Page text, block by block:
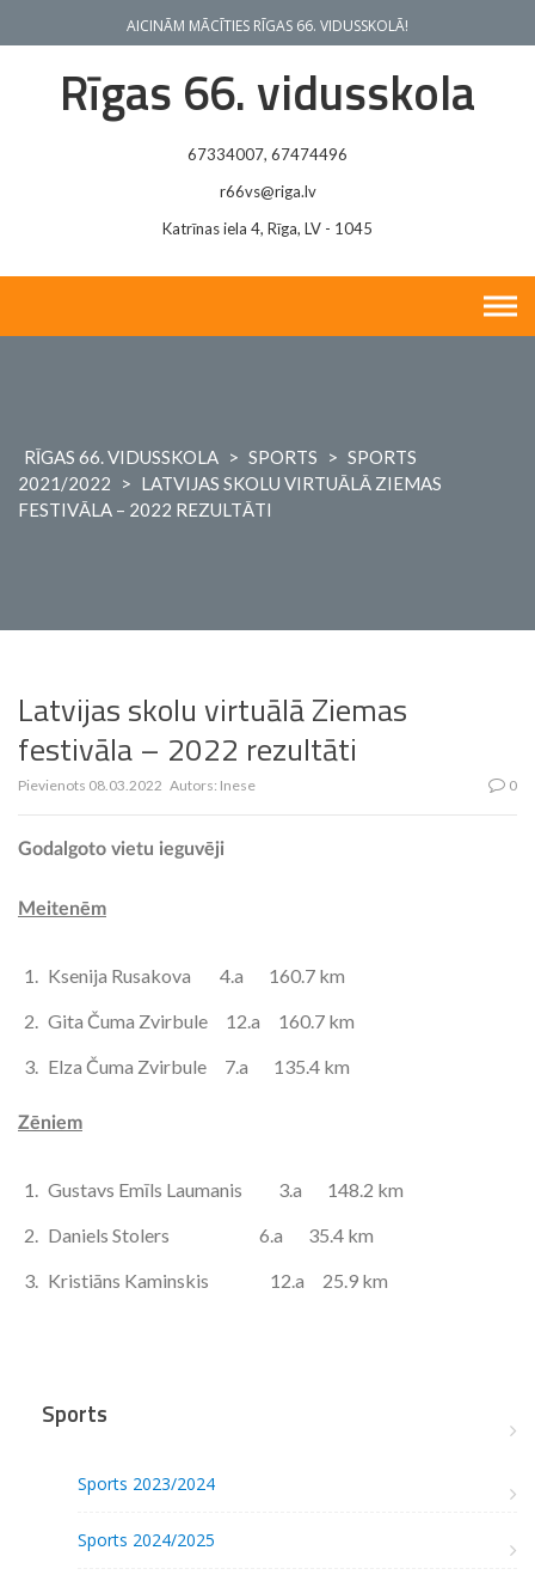
AICINĀM MĀCĪTIES RĪGAS 66. VIDUSSKOLĀ!
Rīgas 66. vidusskola
67334007, 67474496
r66vs@riga.lv
Katrīnas iela 4, Rīga, LV - 1045
RĪGAS 66. VIDUSSKOLA > SPORTS > SPORTS
2021/2022
> LATVIJAS SKOLU VIRTUĀLĀ ZIEMAS
FESTIVĀLA – 2022 REZULTĀTI
Latvijas skolu virtuālā Ziemas
festivāla – 2022 rezultāti
Pievienots 08.03.2022 Autors: Inese 0
Godalgoto vietu ieguvēji
Meitenēm
Ksenija Rusakova 4.a 160.7 km
Gita Čuma Zvirbule 12.a 160.7 km
Elza Čuma Zvirbule 7.a 135.4 km
Zēniem
Gustavs Emīls Laumanis 3.a 148.2 km
Daniels Stolers 6.a 35.4 km
Kristiāns Kaminskis 12.a 25.9 km
Sports
Sports 2023/2024
Sports 2024/2025